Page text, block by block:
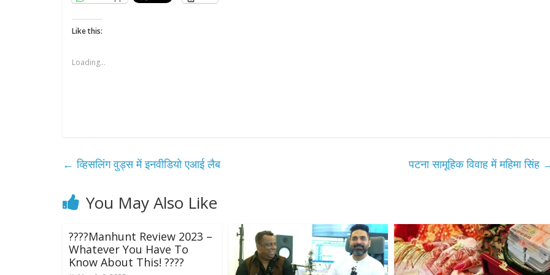
Like this:
Loading...
← व्हिसलिंग वुड्स में इनवीडियो एआई लैब पटना सामूहिक विवाह में महिमा सिंह
You May Also Like
????Manhunt Review 2023 –
Whatever You Have To
Know About This! ????